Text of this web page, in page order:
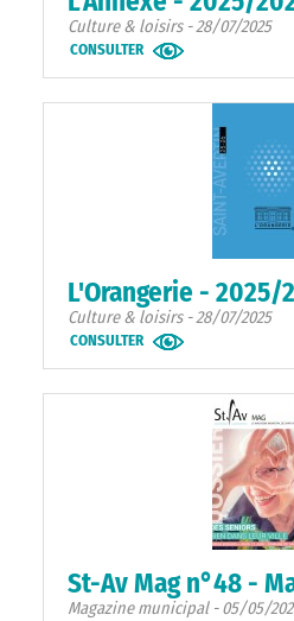
Culture & loisirs - 28/07/2025
CONSULTER
L'Orangerie - 2025/
Culture & loisirs - 28/07/2025
CONSULTER
St-Av Mag n°48 -
Magazine municipal - 05/05/